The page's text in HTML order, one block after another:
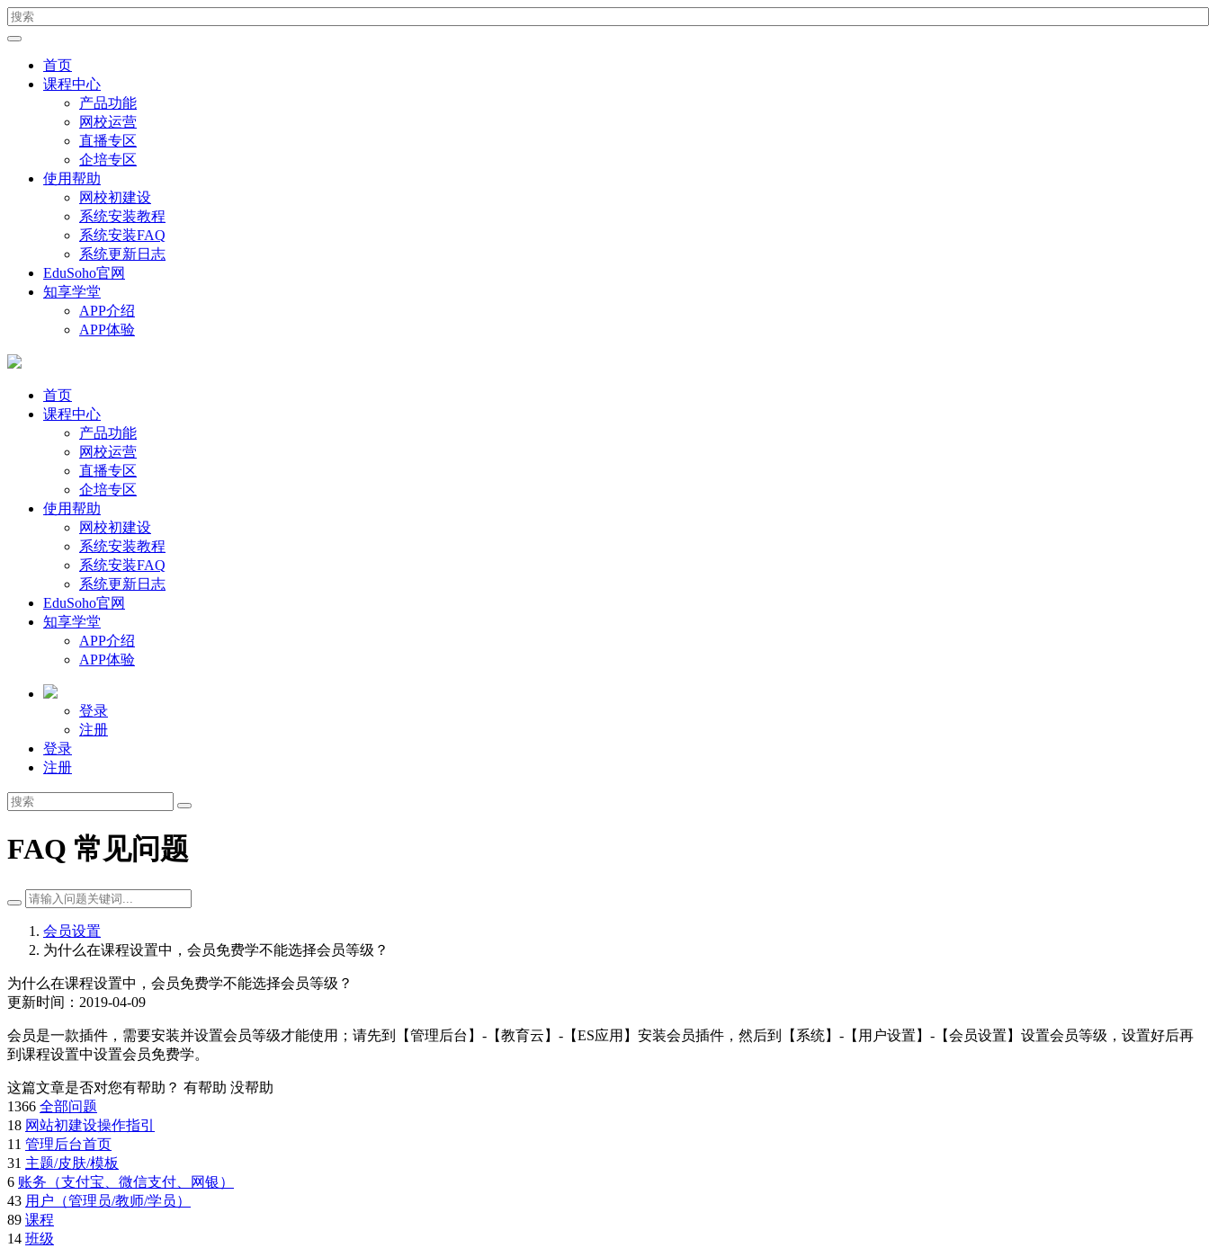
首页
课程中心
产品功能
网校运营
直播专区
企培专区
使用帮助
网校初建设
系统安装教程
系统安装FAQ
系统更新日志
EduSoho官网
知享学堂
APP介绍
APP体验
首页
课程中心
产品功能
网校运营
直播专区
企培专区
使用帮助
网校初建设
系统安装教程
系统安装FAQ
系统更新日志
EduSoho官网
知享学堂
APP介绍
APP体验
登录
注册
登录
注册
FAQ 常见问题
会员设置
为什么在课程设置中，会员免费学不能选择会员等级？
为什么在课程设置中，会员免费学不能选择会员等级？
更新时间：2019-04-09
会员是一款插件，需要安装并设置会员等级才能使用；请先到【管理后台】-【教育云】-【ES应用】安装会员插件，然后到【系统】-【用户设置】-【会员设置】设置会员等级，设置好后再
到课程设置中设置会员免费学。
这篇文章是否对您有帮助？ 有帮助 没帮助
1366 全部问题
18 网站初建设操作指引
11 管理后台首页
31 主题/皮肤/模板
6 账务（支付宝、微信支付、网银）
43 用户（管理员/教师/学员）
89 课程
14 班级